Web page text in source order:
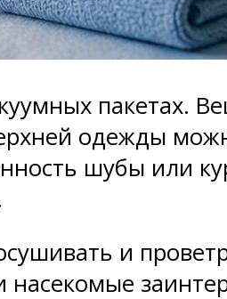
пакетах.
одежды
шубы или
и